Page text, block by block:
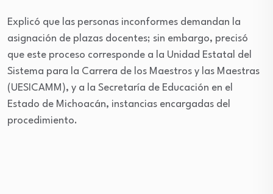
Explicó que las personas inconformes demandan la
asignación de plazas docentes; sin embargo, precisó
que este proceso corresponde a la Unidad Estatal del
Sistema para la Carrera de los Maestros y las Maestras
(UESICAMM), y a la Secretaría de Educación en el
Estado de Michoacán, instancias encargadas del
procedimiento.